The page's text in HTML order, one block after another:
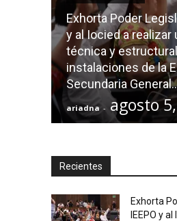
Exhorta Poder
y al Iocied a realizar
técnica y
instalaciones de la
Secundaria
ariadna - agosto
Recientes
Exhorta
IEEPO y